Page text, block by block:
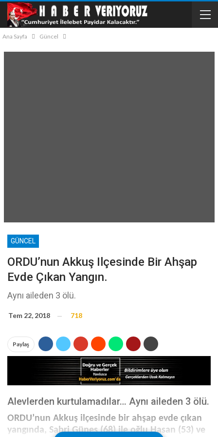
Ana Sayfa Güncel
GÜNCEL
ORDU’nun Akkuş Ilçesinde Bir Ahşap
Evde Çıkan Yangın.
Aynı aileden 3 ölü.
Tem 22, 2018 718
Paylaş
Alevlerden kurtulamadılar… Aynı aileden 3 ölü.
ORDU’nun Akkuş ilçesinde bir ahşap evde çıkan
yangında, Sabri Güneş (68) ile oğlu Hasan (53) ve